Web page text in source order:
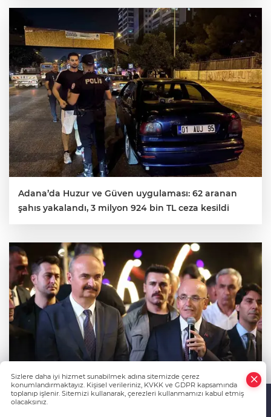
Adana’da Huzur ve Güven uygulaması: 62 aranan
şahıs yakalandı, 3 milyon 924 bin TL ceza kesildi
Sizlere daha iyi hizmet sunabilmek adına sitemizde çerez
konumlandırmaktayız. Kişisel verileriniz, KVKK ve GDPR kapsamında
toplanıp işlenir. Sitemizi kullanarak, çerezleri kullanmamızı kabul etmiş
olacaksınız.